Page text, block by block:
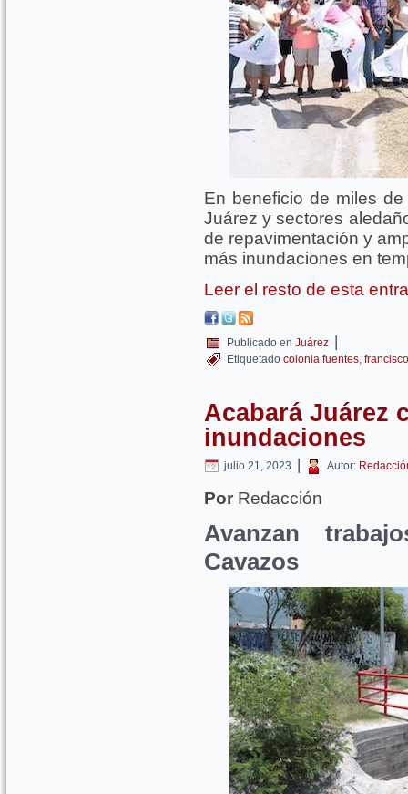
En beneficio de miles
Juárez y sectores
de repavimentación y
más inundaciones en
Leer el resto de esta
Publicado en Juárez |
Etiquetado colonia fuentes,
Acabará Juárez
inundaciones
julio 21, 2023 | Autor:
Por Redacción
Avanzan
Cavazos